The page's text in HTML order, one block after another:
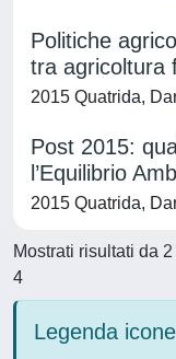
Politiche
tra agricoltura
2015 Quatrida,
Post 2015:
l’Equilibrio
2015 Quatrida,
Mostrati risultati da
4
Legenda icone